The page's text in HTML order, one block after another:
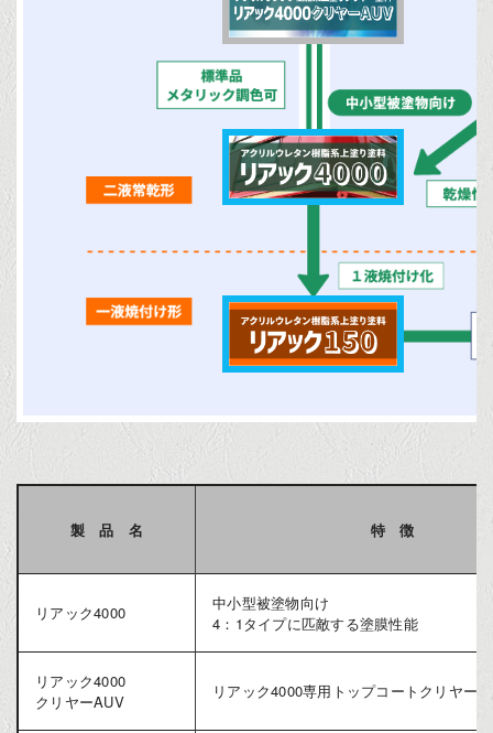
製 品 名 特 徴
リアック4000
中小型被塗物向け
4：1タイプに匹敵する塗膜性能
リアック4000
クリヤーAUV
リアック4000専用トップコートクリヤー